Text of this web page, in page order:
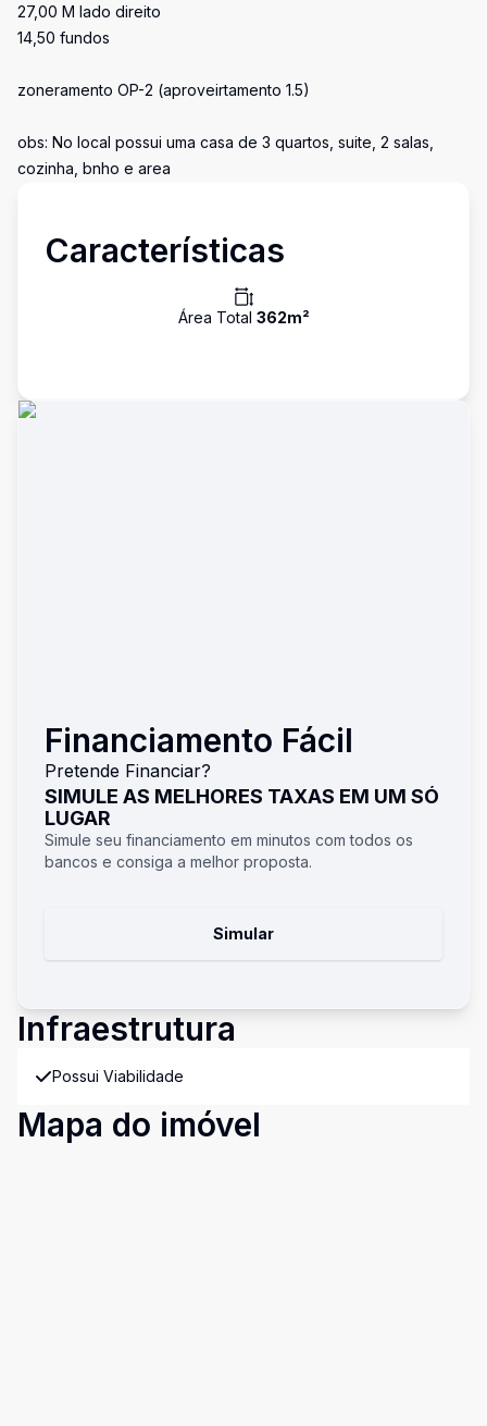
27,00 M lado direito
14,50 fundos
zoneramento OP-2 (aproveirtamento 1.5)
obs: No local possui uma casa de 3 quartos, suite, 2 salas,
cozinha, bnho e area
Características
Área Total 362m²
Financiamento Fácil
Pretende Financiar?
SIMULE AS MELHORES TAXAS EM UM SÓ
LUGAR
Simule seu financiamento em minutos com todos os
bancos e consiga a melhor proposta.
Simular
Infraestrutura
Possui Viabilidade
Mapa do imóvel